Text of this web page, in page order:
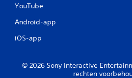
YouTube
Android-app
iOS-app
© 2026 Sony Interactive
rechten